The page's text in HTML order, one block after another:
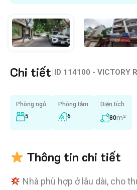
Chi tiết ID 114100 - VICTORY
Phòng ngủ
5
Phòng tắm
6
Diện tích
80m²
Thông tin chi tiết
Nhà phù hợp ở lâu dài, cho